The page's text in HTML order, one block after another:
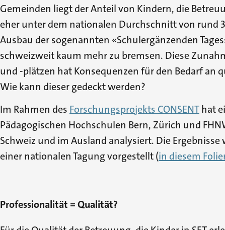
Gemeinden liegt der Anteil von Kindern, die
eher unter dem nationalen Durchschnitt von rund
Ausbau der sogenannten «Schulergänzenden
schweizweit kaum mehr zu bremsen. Diese
und -plätzen hat Konsequenzen für den Bedarf an
Wie kann dieser gedeckt werden?
Im Rahmen des Forschungsprojekts CONSENThat
Pädagogischen Hochschulen Bern, Zürich und
Schweiz und im Ausland analysiert. Die Ergebnisse
einer nationalen Tagung vorgestellt (in diesem
Professionalität = Qualität?